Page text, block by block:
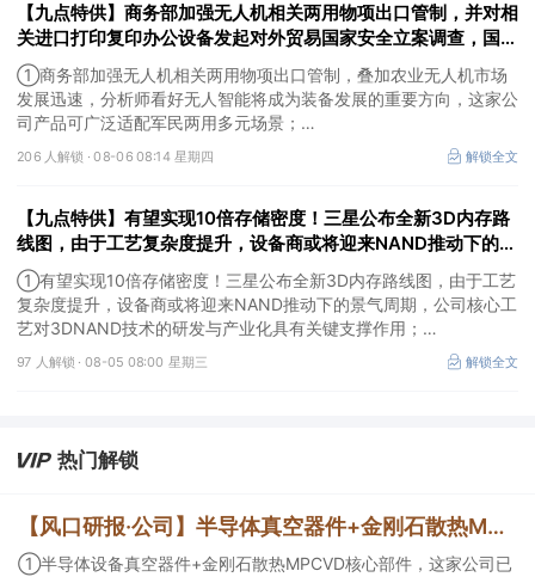
③刚果（金）宣布禁止铜精矿和钴精矿出口，并对采矿副产品征收
新税。
【九点特供】商务部加强无人机相关两用物项出口管制，并对相
关进口打印复印办公设备发起对外贸易国家安全立案调查，国产
消费级3D打印机已占全球九成市场份额
①商务部加强无人机相关两用物项出口管制，叠加农业无人机市场
发展迅速，分析师看好无人智能将成为装备发展的重要方向，这家公
司产品可广泛适配军民两用多元场景；
②商务部对相关进口打印复印办公设备发起对外贸易国家安全立案
调查，国产消费级3D打印机如今已占据全球九成市场份额，这家公
局；
③受益国际金价大幅反弹，美股贵金属板块普涨。
206 人解锁 ·08-06 08:14 星期四 解锁全文
【九点特供】有望实现10倍存储密度！三星公布全新3D内存路
线图，由于工艺复杂度提升，设备商或将迎来NAND推动下的景
气周期；阿里云容器服务Agent将开启商业化收费
①有望实现10倍存储密度！三星公布全新3D内存路线图，由于工艺
复杂度提升，设备商或将迎来NAND推动下的景气周期，公司核心工
艺对3DNAND技术的研发与产业化具有关键支撑作用；
②阿里云容器服务Agent将开启商业化收费，分析师看好AI产业链
正在进入应用验证和商业化加速阶段，这家公司研发的智能体开发平
全年业绩指引，推动股价创近年来最大单日涨幅之一。
97 人解锁 · 08-05 08:00 星期三 解锁全文
热门解锁
【风口研报·公司】半导体真空器件+金刚石散热MPCVD核心部件，这家公司实现对北方华创、新凯来等厂商批量供货，大功率磁控管助力AI散热；这家造船龙头稀缺产能扩张与高价值订单兼具，远期业绩弹性持续增强
①半导体设备真空器件+金刚石散热MPCVD核心部件，这家公司已